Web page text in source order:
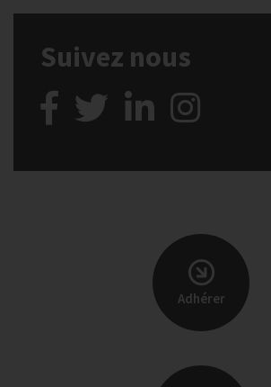
Suivez nous
Adhérer